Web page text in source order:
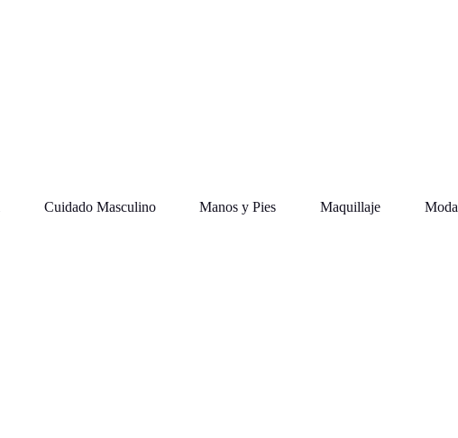
Cuidado Masculino Manos y Pies Maquillaje Moda